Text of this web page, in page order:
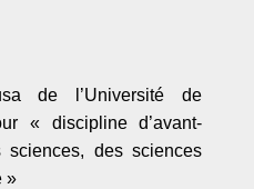
de l ’Universitéde
« discipline d’avant-
des sciences
»